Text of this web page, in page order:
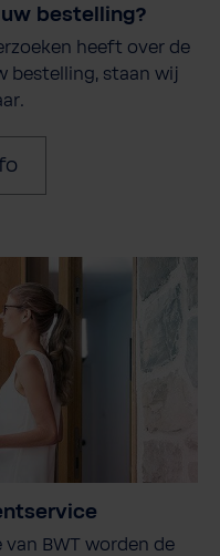
bestelling?
heeft over de
bestelling, staan wij
BWT worden de